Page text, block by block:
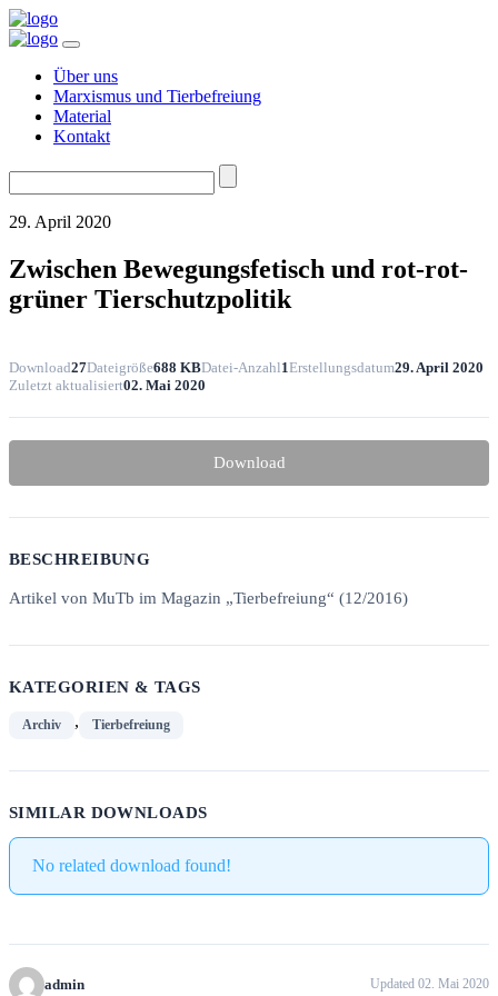
Über uns
Marxismus und Tierbefreiung
Material
Kontakt
Suchen
nach:
29. April 2020
Zwischen Bewegungsfetisch und rot-rot-
grüner Tierschutzpolitik
Download27Dateigröße688 KBDatei-Anzahl1Erstellungsdatum29. April 2020
Zuletzt aktualisiert02. Mai 2020
Download
BESCHREIBUNG
Artikel von MuTb im Magazin „Tierbefreiung“ (12/2016)
KATEGORIEN & TAGS
Archiv , Tierbefreiung
SIMILAR DOWNLOADS
No related download found!
admin Updated 02. Mai 2020